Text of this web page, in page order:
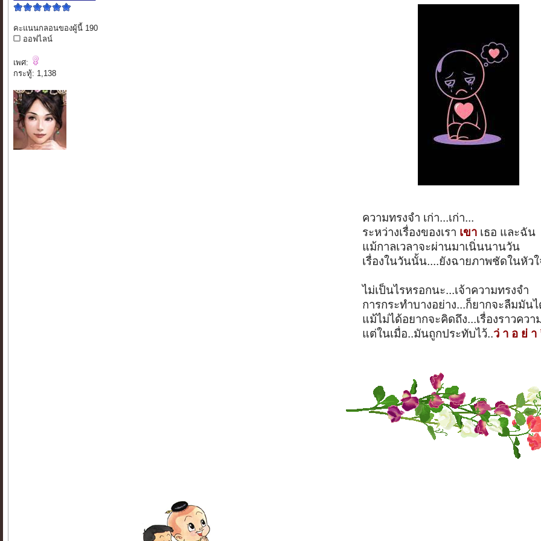
คะแนนกลอนของผู้นี้ 190
ออฟไลน์
เพศ:
กระทู้: 1,138
ความทรงจำ เก่า...เก่า...
ระหว่างเรื่องของเรา เขา เธอ และฉัน
แม้กาลเวลาจะผ่านมาเนิ่นนานวัน
เรื่องในวันนั้น....ยังฉายภาพชัดในหัว
ไม่เป็นไรหรอกนะ...เจ้าความทรงจำ
การกระทำบางอย่าง...ก็ยากจะลืมมัน
แม้ไม่ได้อยากจะคิดถึง...เรื่องราวควา
แต่ในเมื่อ..มันถูกประทับไว้..ว่ า อ ย่ า